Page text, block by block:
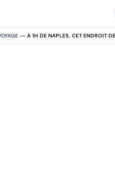
— À 1H DE NAPLES, CET ENDROIT